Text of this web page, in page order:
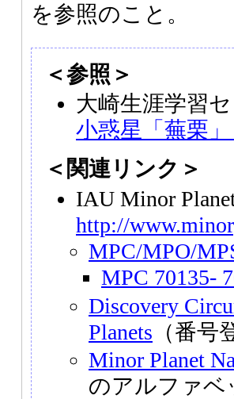
を参照のこと。
＜参照＞
大崎生涯学習
小惑星「蕪栗
＜関連リンク＞
IAU Minor Planet
http://
MPC/MPO/
MPC 70135-
Discovery
Planets （番
Minor Planet
のアルファベ